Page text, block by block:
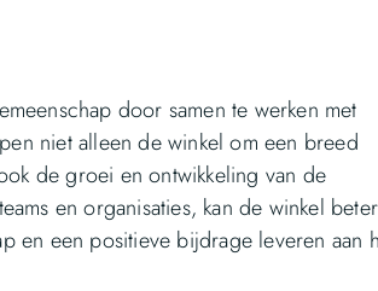
door samen te werken met
niet alleen de winkel om een breed
de groei en ontwikkeling van de
en organisaties, kan de winkel beter
en een positieve bijdrage leveren aan